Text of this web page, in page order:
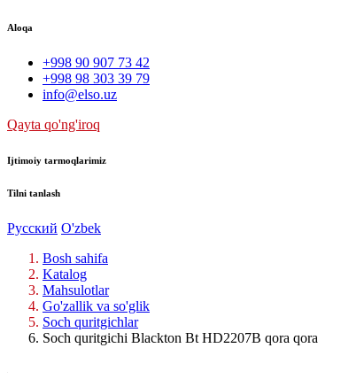
Aloqa
+998 90 907 73 42
+998 98 303 39 79
info@elso.uz
Qayta qo'ng'iroq
Ijtimoiy tarmoqlarimiz
Tilni tanlash
Русский O'zbek
Bosh sahifa
Katalog
Mahsulotlar
Go'zallik va so'glik
Soch quritgichlar
Soch quritgichi Blackton Bt HD2207B qora qora